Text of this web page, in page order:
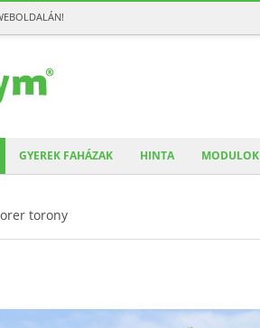
GYEREK FAHÁZAK HINTA MODULOK
torony